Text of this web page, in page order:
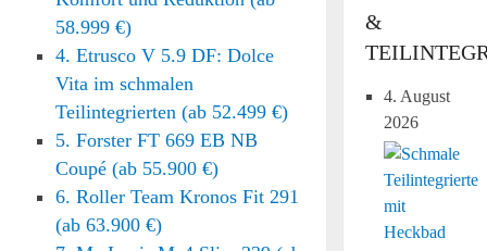
58.999 €)
4. Etrusco V 5.9 DF: Dolce
Vita im schmalen
Teilintegrierten (ab 52.499 €)
5. Forster FT 669 EB NB
Coupé (ab 55.900 €)
6. Roller Team Kronos Fit 291
(ab 63.900 €)
&
4. August
2026